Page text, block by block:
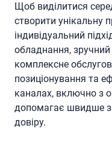
Щоб виділитися
створити унікальну
індивідуальний
обладнання,
комплексне
позиціонування та
каналах, включно з
допомагає швидше
довіру.